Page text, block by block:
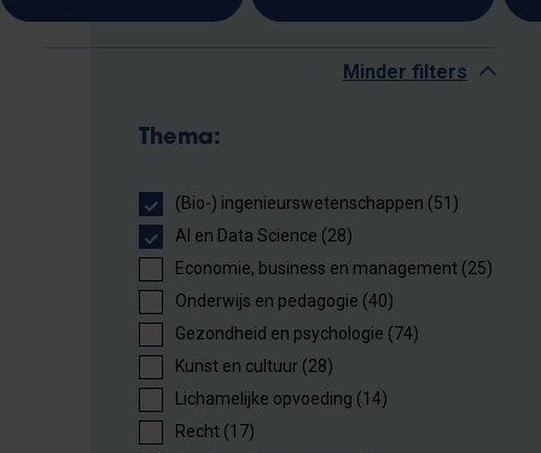
Minder filters
Thema:
(Bio-) ingenieurswetenschappen (51)
AI en Data Science (28)
Economie, business en management (25)
Onderwijs en pedagogie (40)
Gezondheid en psychologie (74)
Kunst en cultuur (28)
Lichamelijke opvoeding (14)
Recht (17)